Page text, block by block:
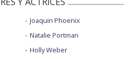
Joaquin Phoenix
Natalie Portman
Holly Weber